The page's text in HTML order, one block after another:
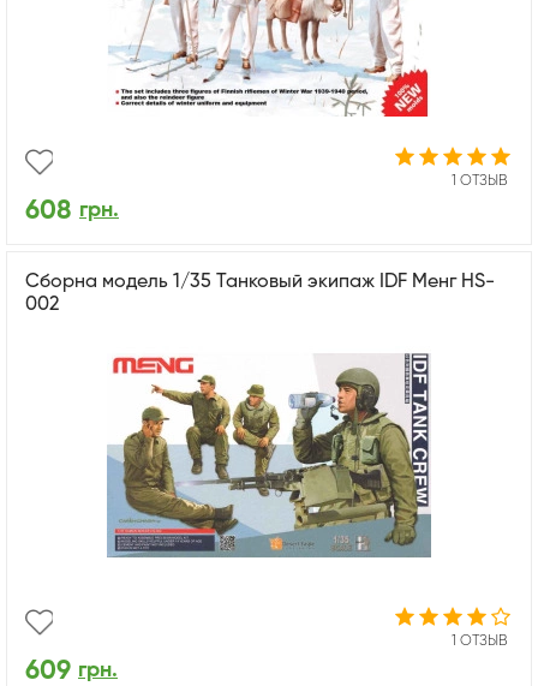
1 ОТЗЫВ
608 грн.
Сборна модель 1/35 Танковый экипаж IDF Менг HS-
002
1 ОТЗЫВ
609 грн.